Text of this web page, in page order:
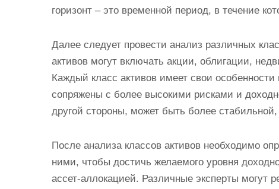
горизонт – это временной период, в течение
Далее следует провести анализ различных
активов могут включать акции, облигации,
Каждый класс активов имеет свои
сопряжены с более высокими рисками и
другой стороны, может быть более
После анализа классов активов необходимо
ними, чтобы достичь желаемого уровня
ассет-аллокацией. Различные эксперты могут